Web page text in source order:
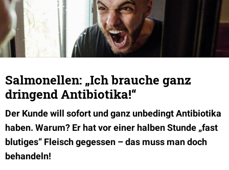
Salmonellen: „Ich brauche ganz
dringend Antibiotika!“
Der Kunde will sofort und ganz unbedingt Antibiotika
haben. Warum? Er hat vor einer halben Stunde „fast
blutiges“ Fleisch gegessen – das muss man doch
behandeln!